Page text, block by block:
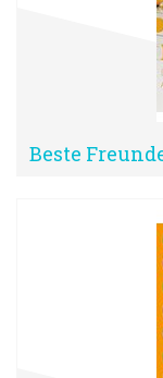
Beste